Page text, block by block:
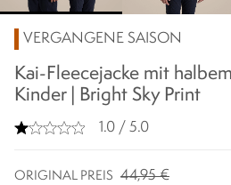
VERGANGENE SAISON
Kai-Fleecejacke mit
Kinder | Bright Sky Print
1.0 / 5.0
ORIGINAL PREIS 44,95 €